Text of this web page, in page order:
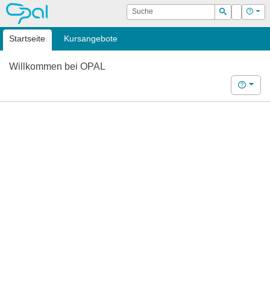
OPAL Suche
Suchen
Login Hilfe
Startseite Kursangebote
Willkommen bei OPAL
Hilfe